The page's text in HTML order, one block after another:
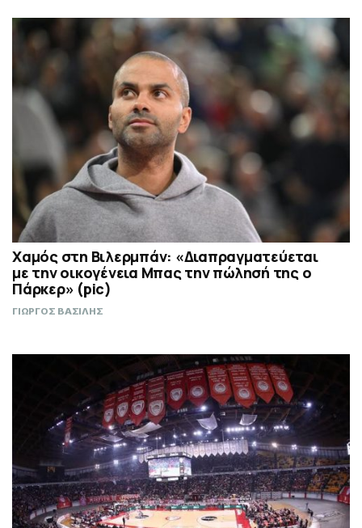
Χαμός στη Βιλερμπάν: «Διαπραγματεύεται
με την οικογένεια Μπας την πώλησή της ο
Πάρκερ» (pic)
ΓΙΩΡΓΟΣ ΒΑΣΙΛΗΣ